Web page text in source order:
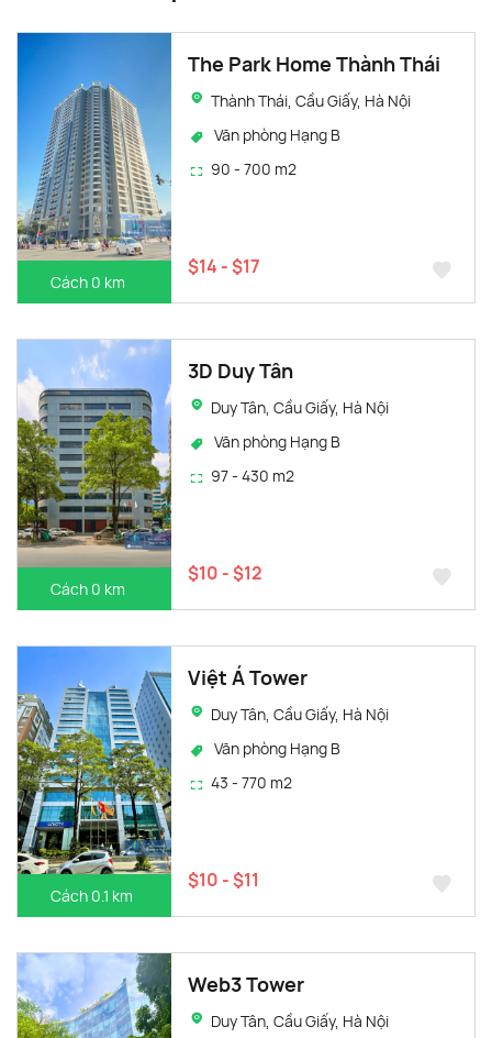
Cách 0 km
The Park Home Thành Thái
Thành Thái, Cầu Giấy, Hà Nội
Văn phòng Hạng B
90 - 700 m2
$14 - $17
Cách 0 km
3D Duy Tân
Duy Tân, Cầu Giấy, Hà Nội
Văn phòng Hạng B
97 - 430 m2
$10 - $12
Cách 0.1 km
Việt Á Tower
Duy Tân, Cầu Giấy, Hà Nội
Văn phòng Hạng B
43 - 770 m2
$10 - $11
Web3 Tower
Duy Tân, Cầu Giấy, Hà Nội